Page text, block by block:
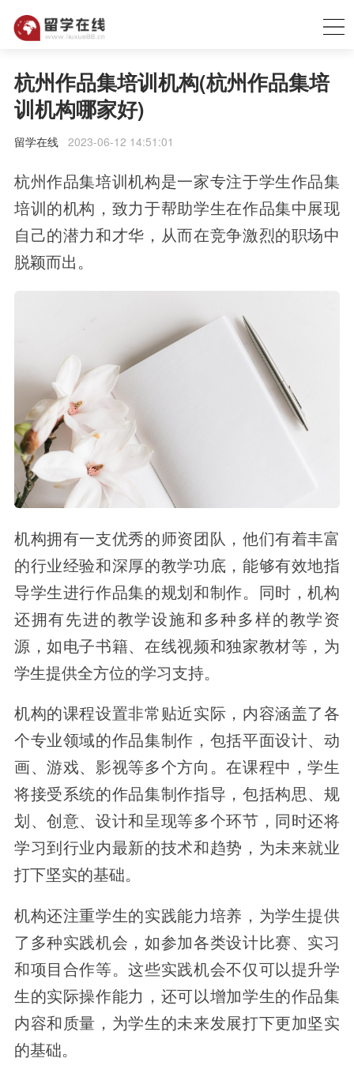
杭州作品集培训机构(杭州作品集培
训机构哪家好)
留学在线2023-06-12 14:51:01
杭州作品集培训机构是一家专注于学生作品集
培训的机构，致力于帮助学生在作品集中展现
自己的潜力和才华，从而在竞争激烈的职场中
脱颖而出。
机构拥有一支优秀的师资团队，他们有着丰富
的行业经验和深厚的教学功底，能够有效地指
导学生进行作品集的规划和制作。同时，机构
还拥有先进的教学设施和多种多样的教学资
源，如电子书籍、在线视频和独家教材等，为
学生提供全方位的学习支持。
机构的课程设置非常贴近实际，内容涵盖了各
个专业领域的作品集制作，包括平面设计、动
画、游戏、影视等多个方向。在课程中，学生
将接受系统的作品集制作指导，包括构思、规
划、创意、设计和呈现等多个环节，同时还将
学习到行业内最新的技术和趋势，为未来就业
打下坚实的基础。
机构还注重学生的实践能力培养，为学生提供
了多种实践机会，如参加各类设计比赛、实习
和项目合作等。这些实践机会不仅可以提升学
生的实际操作能力，还可以增加学生的作品集
内容和质量，为学生的未来发展打下更加坚实
的基础。